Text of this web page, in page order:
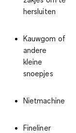
hersluiten
Kauwgom of
andere
kleine
snoepjes
Nietmachine
Fineliner